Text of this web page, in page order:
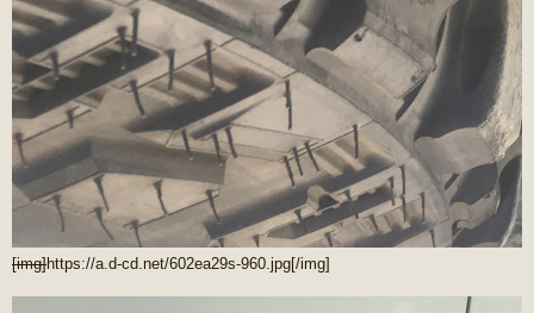
[img]https://a.d-cd.net/602ea29s-960.jpg[/img]